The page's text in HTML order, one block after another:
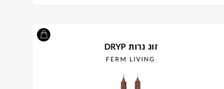
זוג נרות DRYP
FERM LIVING